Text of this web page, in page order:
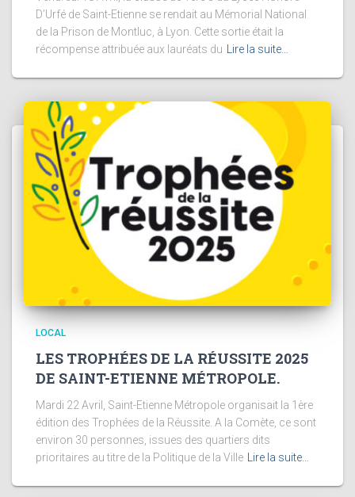
D’Urfé de Saint-Etienne se rendait au Mémorial National
de la Prison de Montluc, à Lyon. Cette sortie était la
récompense attribuée aux lauréats du
Lire la suite…
LOCAL
LES TROPHÉES DE LA RÉUSSITE 2025
DE SAINT-ETIENNE MÉTROPOLE.
Mardi 22 Avril, Saint-Etienne Métropole organisait la 1ère
édition des Trophées de la Réussite. A la Comète, ce sont
environ 30 personnes, issues des quartiers dits
prioritaires au titre de la Politique de la Ville Lire la suite…